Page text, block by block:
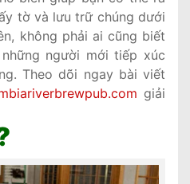
tờ và lưu trữ chúng dưới
không phải ai cũng biết
người mới tiếp xúc
Theo dõi ngay bài viết
giải